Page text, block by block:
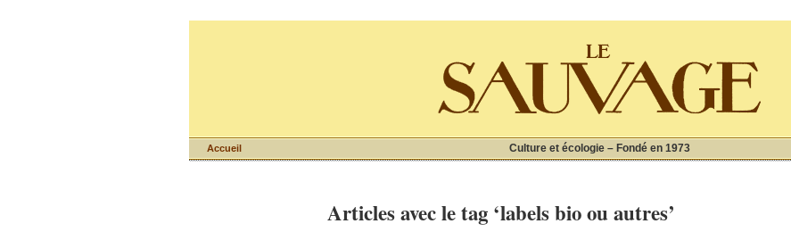
Culture et écologie – Fondé en 1973
Accueil
Articles avec le tag ‘labels bio ou autres’